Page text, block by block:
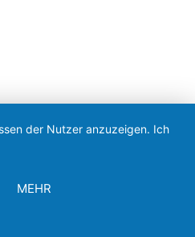
der Nutzer anzuzeigen. Ich
MEHR